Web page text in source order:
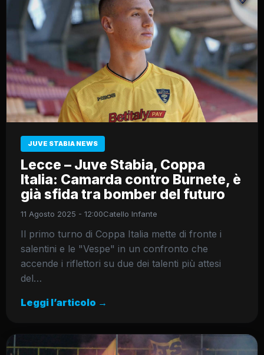
JUVE STABIA NEWS
Lecce – Juve Stabia, Coppa
Italia: Camarda contro Burnete, è
già sfida tra bomber del futuro
11 Agosto 2025 - 12:00Catello Infante
Il primo turno di Coppa Italia mette di fronte i
salentini e le "Vespe" in un confronto che
accende i riflettori su due dei talenti più attesi
del…
Leggi l’articolo →